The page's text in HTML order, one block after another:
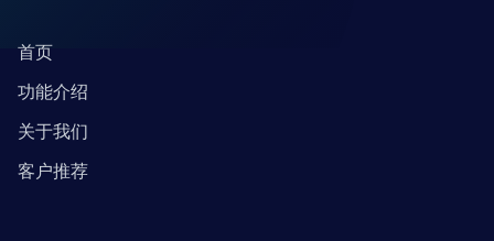
首页
功能介绍
关于我们
客户推荐